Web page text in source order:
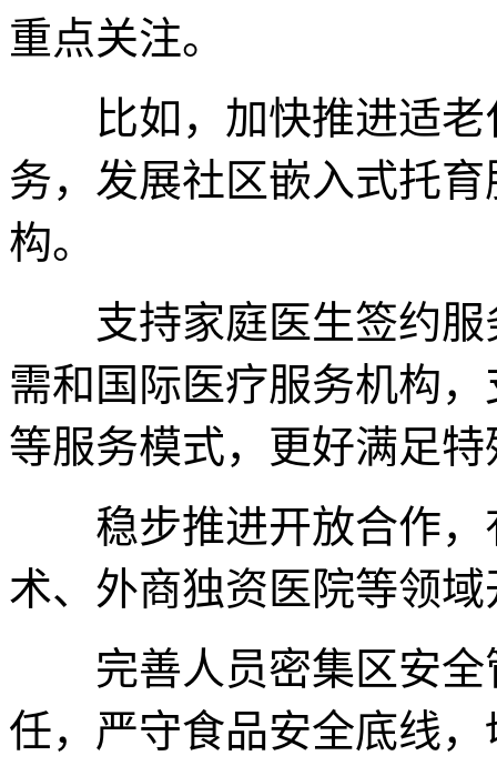
重点关注。
比如，加快推进适老
务，发展社区嵌入式托
构。
支持家庭医生签约服
需和国际医疗服务机构
等服务模式，更好满足
稳步推进开放合作，
术、外商独资医院等领
完善人员密集区安全
任，严守食品安全底线